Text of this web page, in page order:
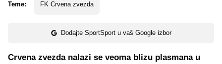
Teme: FK Crvena zvezda
Dodajte SportSport u vaš Google izbor
Crvena zvezda nalazi se veoma blizu plasmana u